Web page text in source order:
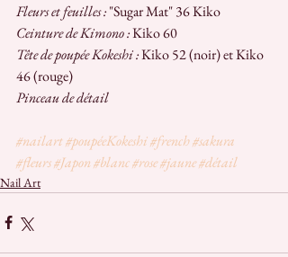
Fleurs et feuilles : "Sugar Mat" 36 Kiko
Ceinture de Kimono : Kiko 60
Tête de poupée Kokeshi : Kiko 52 (noir) et Kiko
46 (rouge)
Pinceau de détail
#nailart#poupéeKokeshi#french#sakura
#fleurs#Japon#blanc#rose#jaune#détail
Nail Art